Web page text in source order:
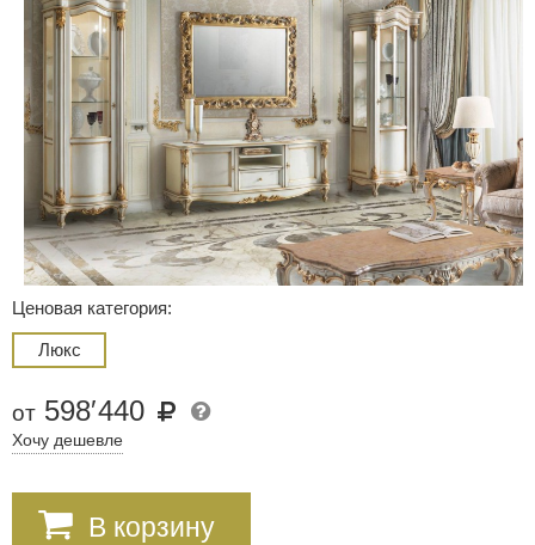
Ценовая категория:
Люкс
от 598′440
Хочу дешевле
В корзину